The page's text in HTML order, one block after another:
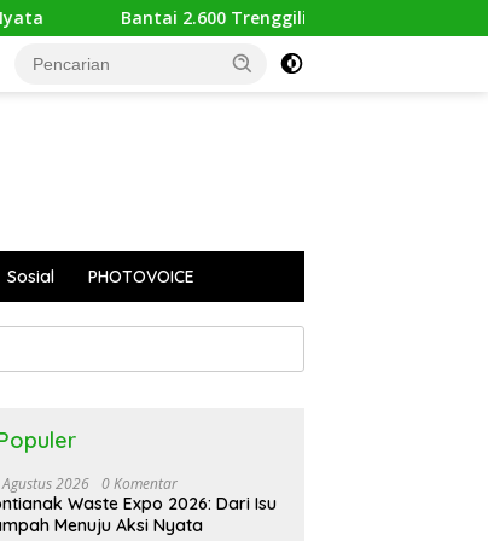
Bantai 2.600 Trenggiling Demi Mitos Sesat, Polisi
Sosial PHOTOVOICE
2026 0 Komentar
Waste Expo 2026: Dari Isu
Menuju Aksi Nyata